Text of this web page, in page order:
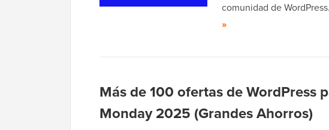
comunidad de
»
Más de 100 ofertas de WordPress
Monday 2025 (Grandes Ahorros)